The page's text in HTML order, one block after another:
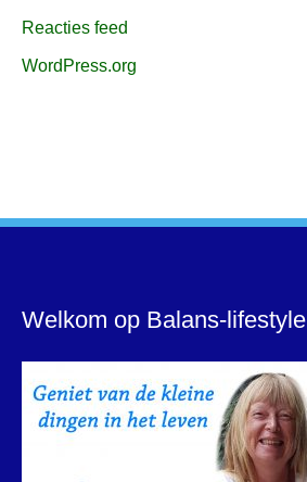
Reacties feed
WordPress.org
Welkom op Balans-lifestyle